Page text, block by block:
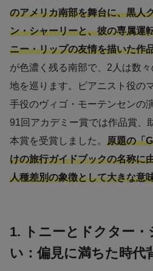
のアメリカ南部を舞台に、黒人
ン・シャーリーと、彼の専属運
ニー・リップの友情を描いた作
が色濃く残る南部で、2人は数
地を巡ります。ピアニスト役の
手役のヴィゴ・モーテンセンの
91回アカデミー賞では作品賞、
本賞を受賞しました。 原題の「
けの旅行ガイドブックの名称に
人種差別の象徴として大きな意
1. トニーとドクター
い：偏見に満ちた時代